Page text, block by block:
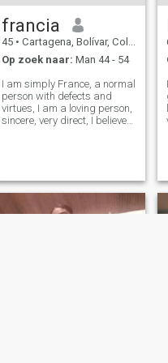
francia
45 • Cartagena, Bolívar, Colombia
Op zoek naar: Man 44 - 54
I am simply France, a normal
person with defects and
virtues, I am a loving person,
sincere, very direct, I believe
NOT SEND NU